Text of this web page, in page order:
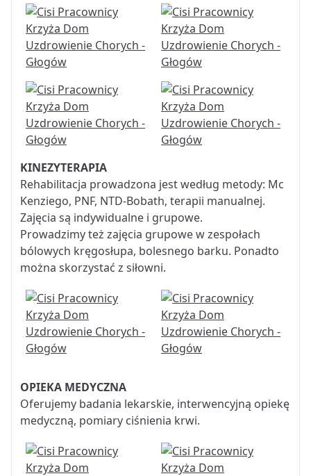
KINEZYTERAPIA
Rehabilitacja prowadzona jest według metody: Mc
Kenziego, PNF, NTD-Bobath, terapii manualnej.
Zajęcia są indywidualne i grupowe.
Prowadzimy też zajęcia grupowe w zespołach
bólowych kręgosłupa, bolesnego barku. Ponadto
można skorzystać z siłowni.
OPIEKA MEDYCZNA
Oferujemy badania lekarskie, interwencyjną opiekę
medyczną, pomiary ciśnienia krwi.